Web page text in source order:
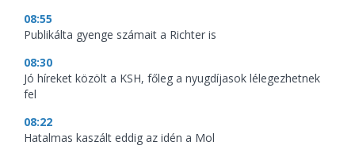
08:55
Publikálta gyenge számait a Richter is
08:30
Jó híreket közölt a KSH, főleg a nyugdíjasok lélegezhetnek
fel
08:22
Hatalmas kaszált eddig az idén a Mol